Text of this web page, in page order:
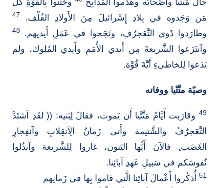
مَن وَجَدوه في بِلادِ إِسْرائيلَ مِنَ الأَولادِ القُلْف.
47
وطارَدوا ذَوي التَّعَجرُفِ، ونَجَحوا في عَمَلِ أَيديهم. 48
وآنتَزَعوا الشَّريعةَ مِن أَيدي الأُمَمِ وأَيدي المُلوك، ولم
يَدَعوا لِلخاطىءِ أَيَّةَ قُوَّة.
وصيّة متَّتْيا ووفاته
49 وقارَبت أَيَّامُ مَتَّتْيا أَن يَموت، فقالَ لِبَنيه: (( لقَدِ آشتَدَّ
التَّعَجرُفُ والشَّتيمة وأَتى زَمانُ الِآنقِلابِ وآنفِجارِ
الغَضَب.ِ فالآنَ أَيُّها البَنون، غاروا لِلشَّريعة وآبذُلوا
نُفوسَكم في سَبيلِ عَهدِ آبائِنا.
51 أُذكُروا أَعْمالَ آبائِنا الَّتي قاموا بِها في زَمانِهم